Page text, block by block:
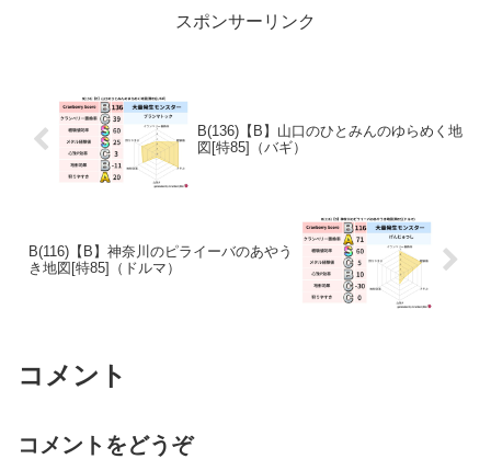
スポンサーリンク
B(136)【B】山口のひとみんのゆらめく地
図[特85]（バギ）
B(116)【B】神奈川のピライーバのあやう
き地図[特85]（ドルマ）
コメント
コメントをどうぞ